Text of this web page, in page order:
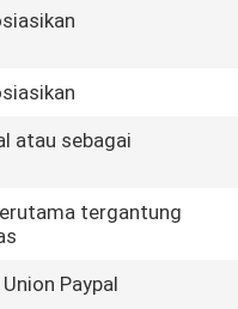
atau sebagai
tergantung
Paypal